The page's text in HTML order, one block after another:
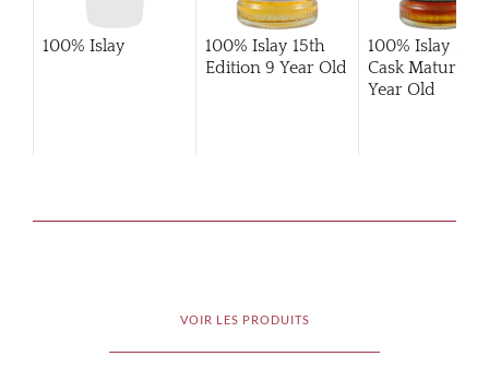
100% Islay
100% Islay 15th
Edition 9 Year Old
100% Islay
Cask Matured
Year Old
VOIR LES PRODUITS